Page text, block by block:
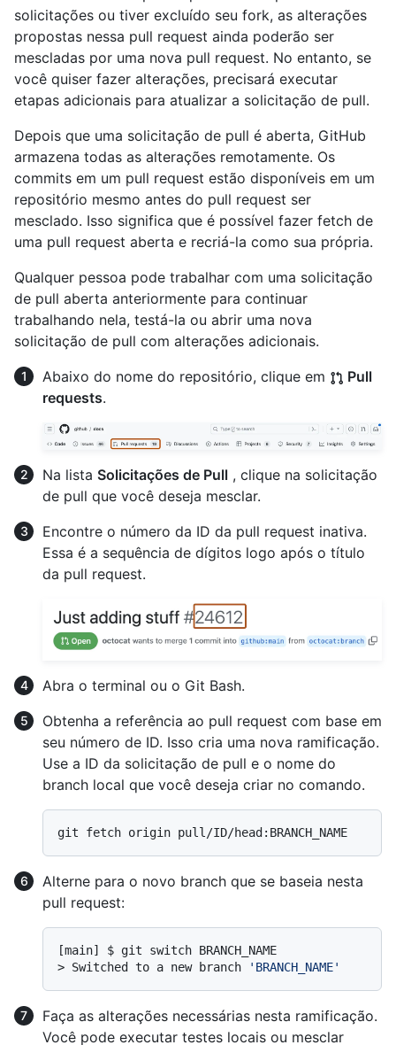
solicitações ou tiver excluído seu fork, as alterações
propostas nessa pull request ainda poderão ser
mescladas por uma nova pull request. No entanto, se
você quiser fazer alterações, precisará executar
etapas adicionais para atualizar a solicitação de pull.
Depois que uma solicitação de pull é aberta, GitHub
armazena todas as alterações remotamente. Os
commits em um pull request estão disponíveis em um
repositório mesmo antes do pull request ser
mesclado. Isso significa que é possível fazer fetch de
uma pull request aberta e recriá-la como sua própria.
Qualquer pessoa pode trabalhar com uma solicitação
de pull aberta anteriormente para continuar
trabalhando nela, testá-la ou abrir uma nova
solicitação de pull com alterações adicionais.
Abaixo do nome do repositório, clique em
Pull
requests.
Na lista Solicitações de Pull , clique na solicitação
de pull que você deseja mesclar.
Encontre o número da ID da pull request inativa.
Essa é a sequência de dígitos logo após o título
da pull request.
Abra o terminal ou o Git Bash.
Obtenha a referência ao pull request com base em
seu número de ID. Isso cria uma nova ramificação.
Use a ID da solicitação de pull e o nome do
branch local que você deseja criar no comando.
Alterne para o novo branch que se baseia nesta
pull request:
> Switched to a new branch 'BRANCH_NAME'
Faça as alterações necessárias nesta ramificação.
Você pode executar testes locais ou mesclar